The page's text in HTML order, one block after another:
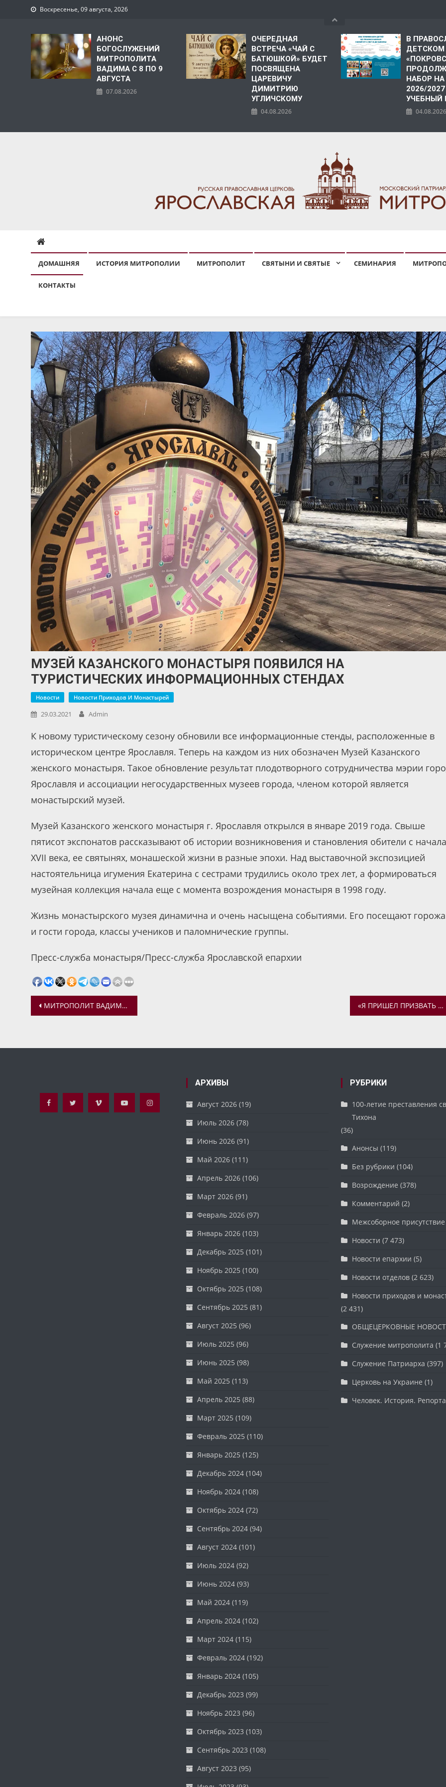
Воскресенье, 09 августа, 2026
АНОНС
БОГОСЛУЖЕНИЙ
МИТРОПОЛИТА
ВАДИМА С 8 ПО 9
АВГУСТА
07.08.2026
ОЧЕРЕДНАЯ
ВСТРЕЧА «ЧАЙ С
БАТЮШКОЙ» БУДЕТ
ПОСВЯЩЕНА
ЦАРЕВИЧУ
ДИМИТРИЮ
УГЛИЧСКОМУ
04.08.2026
В
ДЕТСКОМ
НАБОР
2026/2027
УЧЕБНЫЙ
04.08.2026
ДОМАШНЯЯ ИСТОРИЯ МИТРОПОЛИИ МИТРОПОЛИТ СВЯТЫНИ И СВЯТЫЕ СЕМИНАРИЯ
КОНТАКТЫ
МУЗЕЙ КАЗАНСКОГО МОНАСТЫРЯ ПОЯВИЛСЯ НА
ТУРИСТИЧЕСКИХ ИНФОРМАЦИОННЫХ СТЕНДАХ
Новости Новости Приходов И Монастырей
29.03.2021 Admin
К новому туристическому сезону обновили все информационные стенды, расположенные в
историческом центре Ярославля. Теперь на каждом из них обозначен Музей Казанского
женского монастыря. Такое обновление результат плодотворного сотрудничества мэрии
Ярославля и ассоциации негосударственных музеев города, членом которой является
монастырский музей.
Музей Казанского женского монастыря г. Ярославля открылся в январе 2019 года. Свыше
пятисот экспонатов рассказывают об истории возникновения и становления обители с начала
XVII века, ее святынях, монашеской жизни в разные эпохи. Над выставочной экспозицией
настоятельница игумения Екатерина с сестрами трудились около трех лет, а формироваться
музейная коллекция начала еще с момента возрождения монастыря в 1998 году.
Жизнь монастырского музея динамична и очень насыщена событиями. Его посещают
и гости города, классы учеников и паломнические группы.
Пресс-служба монастыря/Пресс-служба Ярославской епархии
Навигация
записям
МИТРОПОЛИТ ВАДИМ СОВЕРШИЛ ВЕЧЕРНЮ С АКАФИСТОМ БОЖЕСТВЕННЫМ СТРАСТЯМ ХРИСТОВЫМ (ПАССИЮ) «Я ПРИШЕЛ ПРИЗВАТЬ НЕ ПРАВЕДНИКОВ, НО ГРЕШНИКОВ К ПОКАЯНИЮ». БЕСЕДА О ПОКАЯНИИ В МОЛОДЕЖНОМ ОТДЕЛЕ
АРХИВЫ
Август 2026(19)
Июль 2026(78)
Июнь 2026(91)
Май 2026(111)
Апрель 2026(106)
Март 2026(91)
Февраль 2026(97)
Январь 2026(103)
Декабрь 2025 (101)
Ноябрь 2025 (100)
Октябрь 2025 (108)
Сентябрь 2025 (81)
Август 2025 (96)
Июль 2025 (96)
Июнь 2025 (98)
Май 2025 (113)
Апрель 2025 (88)
Март 2025 (109)
Февраль 2025 (110)
Январь 2025 (125)
Декабрь 2024(104)
Ноябрь 2024(108)
Октябрь 2024(72)
Сентябрь 2024(94)
Август 2024(101)
Июль 2024(92)
Июнь 2024(93)
Май 2024(119)
Апрель 2024(102)
Март 2024(115)
Февраль 2024(192)
Январь 2024(105)
Декабрь 2023 (99)
Ноябрь 2023 (96)
Октябрь 2023 (103)
Сентябрь 2023 (108)
Август 2023 (95)
РУБРИКИ
100-летие преставления
Тихона
(36)
Анонсы (119)
Без рубрики (104)
Возрождение (378)
Комментарий (2)
Межсоборное присутствие
Новости (7 473)
Новости епархии (5)
Новости отделов(2 623)
Новости приходов и
(2 431)
ОБЩЕЦЕРКОВНЫЕ
Служение митрополита (1
Служение Патриарха (397)
Церковь на Украине (1)
Человек. История.